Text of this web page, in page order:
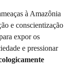
à Amazônia
e conscientização
expor os
e pressionar